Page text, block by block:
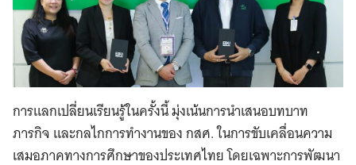
การแลกเปลี่ยนเรียนรู้ในครั้งนี้ มุ่งเน้นการนำเสนอบทบาท
ภารกิจ และกลไกการทำงานของ กสศ. ในการขับเคลื่อนความ
เสมอภาคทางการศึกษาของประเทศไทย โดยเฉพาะการพัฒนา